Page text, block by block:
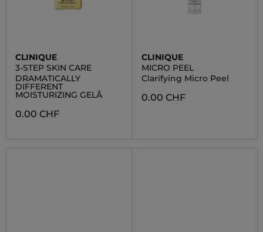
CLINIQUE
3-STEP SKIN CARE
DRAMATICALLY
DIFFERENT
MOISTURIZING GELÂ
0.00 CHF
CLINIQUE
MICRO PEEL
Clarifying Micro Peel
0.00 CHF